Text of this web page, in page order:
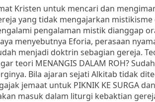
Kristen untuk mencari dan
yang tidak mengajarkan
pengalaman mistik dianggap
menyebutnya Eforia, perasaan
menjadi doktrin sebagian gereja.
teori MENANGIS DALAM ROH?
Bila ajaran sejati Alkitab tidak
jemaat untuk PIKNIK KE SURGA
masuk dalam liturgi kebaktian